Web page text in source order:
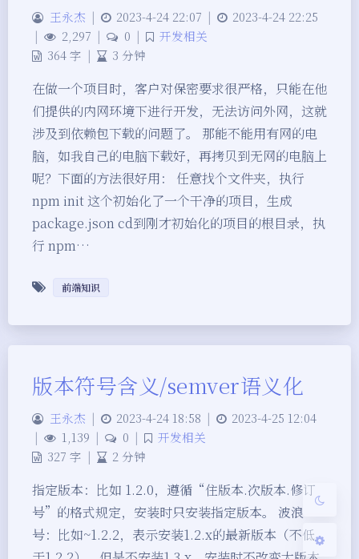
夜间模式
Sans Serif Serif
浅阴影 深阴影
王永杰 | 2023-4-24 22:07 |
2023-4-24 22:25
|
2,297 | 0 |
开发相关
364 字 | 3 分钟
在做一个项目时，客户对保密要求很严格，只能在他
们提供的内网环境下进行开发，无法访问外网，这就
涉及到依赖包下载的问题了。 那能不能用有网的电
脑，如我自己的电脑下载好，再拷贝到无网的电脑上
呢？下面的方法很好用： 任意找个文件夹，执行
npm init 这个初始化了一个干净的项目，生成
package.json cd到刚才初始化的项目的根目录，执
行 npm…
前端知识
版本符号含义/semver语义化
王永杰 | 2023-4-24 18:58 |
2023-4-25 12:04
|
1,139 | 0 |
开发相关
327 字 | 2 分钟
指定版本：比如 1.2.0，遵循“住版本.次版本.修订
号”的格式规定，安装时只安装指定版本。 波浪
号：比如~1.2.2，表示安装1.2.x的最新版本（不低